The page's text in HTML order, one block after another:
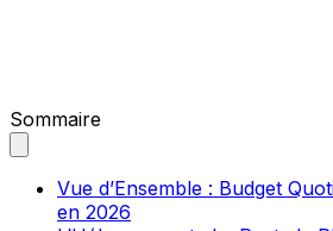
Sommaire
Vue d’Ensemble : Budget
en 2026